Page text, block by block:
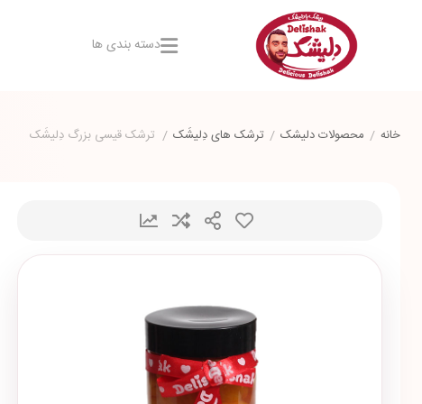
دسته بندی ها
خانه / محصولات دلیشک / ترشک های دِلیشَک / ترشک قیسی بزرگ دِلیشَک